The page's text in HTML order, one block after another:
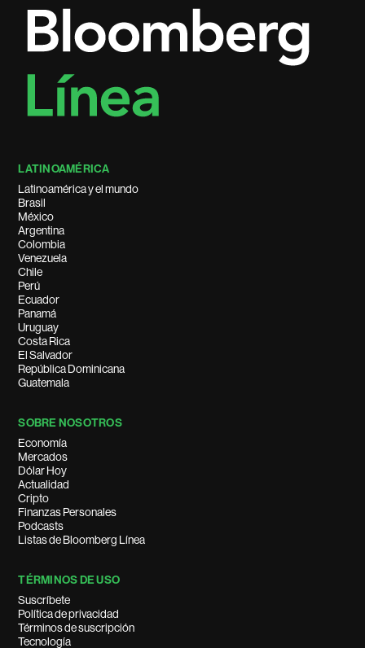
LATINOAMÉRICA
Latinoamérica y el mundo
Brasil
México
Argentina
Colombia
Venezuela
Chile
Perú
Ecuador
Panamá
Uruguay
Costa Rica
El Salvador
República Dominicana
Guatemala
SOBRE NOSOTROS
Economía
Mercados
Dólar Hoy
Actualidad
Cripto
Finanzas Personales
Podcasts
Listas de Bloomberg Línea
TÉRMINOS DE USO
Suscríbete
Política de privacidad
Términos de suscripción
Tecnología